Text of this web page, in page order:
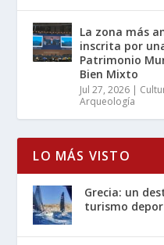
La zona más
inscrita por
Patrimonio
Bien Mixto
Jul 27, 2026 |
Arqueología
LO MÁS VISTO
Grecia: un
turismo